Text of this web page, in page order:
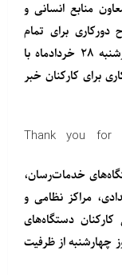
منابع انسانی و
دورکاری برای تمام
کارکنان دستگاه‌های اجرایی استان تا روز چهارشنبه ۲۸ خردادماه با
برای کارکنان خبر
Thank you for
خدمات‌رسان،
مراکز نظامی و
دستگاه‌های
چهارشنبه از ظرفیت